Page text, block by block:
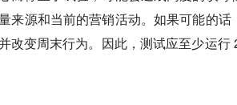
来源和当前的营销活动。如果可能的话
改变周末行为。因此，测试应至少运行